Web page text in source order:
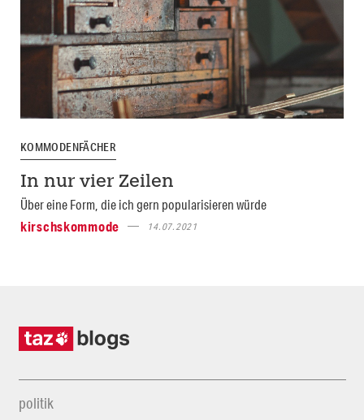
KOMMODENFÄCHER
In nur vier Zeilen
Über eine Form, die ich gern popularisieren würde
kirschskommode
14.07.2021
politik